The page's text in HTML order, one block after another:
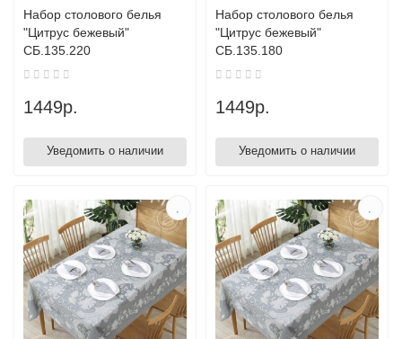
Набор столового белья
"Цитрус бежевый"
СБ.135.220
1449р.
Уведомить о наличии
Набор столового белья
"Цитрус бежевый"
СБ.135.180
1449р.
Уведомить о наличии